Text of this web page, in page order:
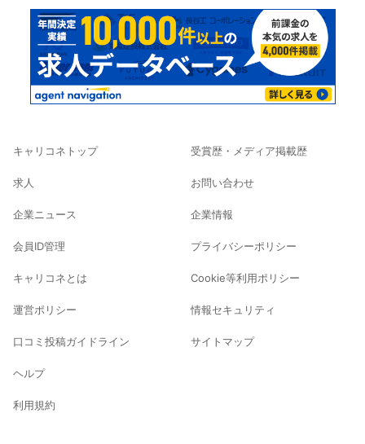
キャリコネトップ
求人
企業ニュース
会員ID管理
キャリコネとは
運営ポリシー
口コミ投稿ガイドライン
ヘルプ
利用規約
受賞歴・メディア掲載歴
お問い合わせ
企業情報
プライバシーポリシー
Cookie等利用ポリシー
情報セキュリティ
サイトマップ